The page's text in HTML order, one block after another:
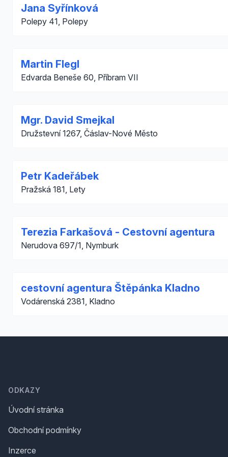
Jana Syřínková
Polepy 41, Polepy
Martin Flegl
Edvarda Beneše 60, Příbram VII
Mgr. David Smejkal
Družstevní 1267, Čáslav-Nové Město
Petr Kadeřábek
Pražská 181, Lety
Terezia Farkašová - Cestovní agentura
Nerudova 697/1, Nymburk
cestovní agentura Štěpánka Kladno
Vodárenská 2381, Kladno
ODKAZY
Úvodní stránka
Obchodní podmínky
Inzerce